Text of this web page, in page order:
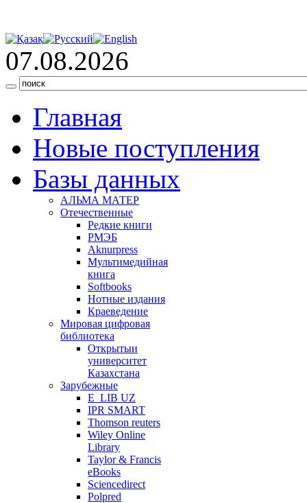
07.08.2026
Главная
Новые поступления
Базы данных
АЛЬМА МАТЕР
Отечественные
Редкие книги
РМЭБ
Аknurpress
Мультимедийная
книга
Softbooks
Нотные издания
Краеведение
Мировая цифровая
библиотека
Открытыи
университет
Казахстана
Зарубежные
E_LIB UZ
IPR SMART
Thomson reuters
Wiley Online
Library
Taylor & Francis
eBooks
Sciencedirect
Polpred